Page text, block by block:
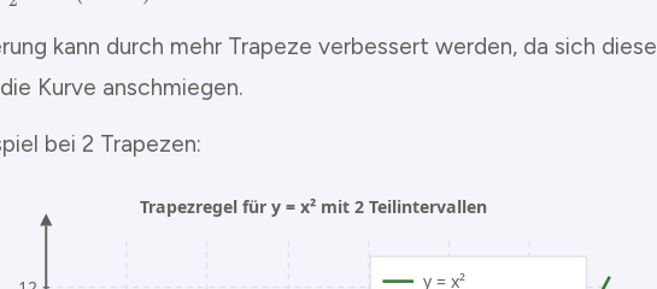
kann durch mehr Trapeze verbessert werden, da sich diese
Kurve anschmiegen.
bei 2 Trapezen: